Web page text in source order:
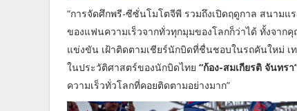
“การจัดศึกพรี-ซีซั่นโมโตจีพี รวมถึงเปิดฤดูกาล สนามแ
ของแฟนความเร็วจากทั่วทุกมุมของโลกก็ว่าได้ ทั้งจา
แข่งขัน เฝ้าติดตามเชียร์นักบิดที่ชื่นชอบในรถคันใหม่ เ
ในประวัติศาสตร์ของนักบิดไทย “ก้อง-สมเกียรติ จันทรา
ความเร็วทั่วโลกที่คอยติดตามอย่างมาก”